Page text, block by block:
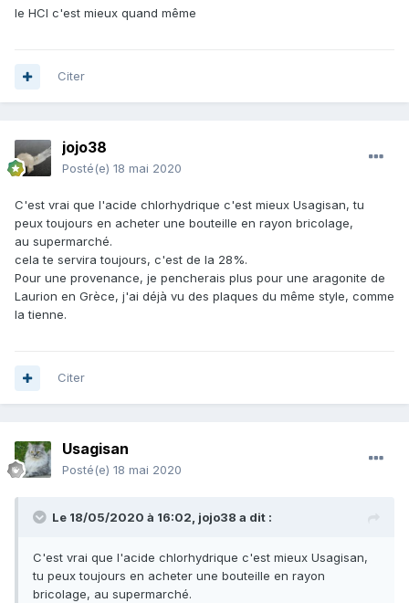
le HCl c'est mieux quand même
Citer
jojo38
Posté(e) 18 mai 2020
C'est vrai que l'acide chlorhydrique c'est mieux Usagisan, tu
peux toujours en acheter une bouteille en rayon bricolage,
au supermarché.
cela te servira toujours, c'est de la 28%.
Pour une provenance, je pencherais plus pour une aragonite de
Laurion en Grèce, j'ai déjà vu des plaques du même style, comme
la tienne.
Citer
Usagisan
Posté(e) 18 mai 2020
Le 18/05/2020 à 16:02, jojo38 a dit :
C'est vrai que l'acide chlorhydrique c'est mieux Usagisan,
tu peux toujours en acheter une bouteille en rayon
bricolage, au supermarché.